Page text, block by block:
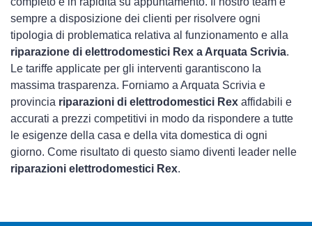
sempre a disposizione dei clienti per risolvere ogni
tipologia di problematica relativa al funzionamento e alla
riparazione di elettrodomestici Rex a Arquata Scrivia.
Le tariffe applicate per gli interventi garantiscono la
massima trasparenza. Forniamo a Arquata Scrivia e
provincia riparazioni di elettrodomestici Rex affidabili e
accurati a prezzi competitivi in modo da rispondere a tutte
le esigenze della casa e della vita domestica di ogni
giorno. Come risultato di questo siamo diventi leader nelle
riparazioni elettrodomestici Rex.